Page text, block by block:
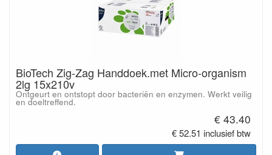
BioTech Zig-Zag Handdoek.met Micro-organism
2lg 15x210v
Ontgeurt en ontstopt door bacteriën en enzymen. Werkt veilig
en doeltreffend.
€ 43.40
€ 52.51 inclusief btw